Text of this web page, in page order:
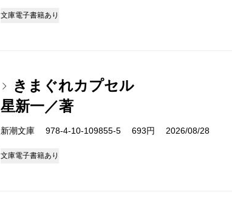
文庫電子書籍あり
きまぐれカプセル
星新一／著
新潮文庫 978-4-10-109855-5 693円 2026/08/28
文庫電子書籍あり